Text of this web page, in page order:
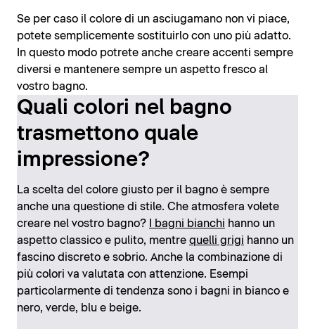
Se per caso il colore di un asciugamano non vi piace,
potete semplicemente sostituirlo con uno più adatto.
In questo modo potrete anche creare accenti sempre
diversi e mantenere sempre un aspetto fresco al
vostro bagno.
Quali colori nel bagno
trasmettono quale
impressione?
La scelta del colore giusto per il bagno è sempre
anche una questione di stile. Che atmosfera volete
creare nel vostro bagno?
I bagni bianchi hanno un
aspetto classico e pulito, mentre quelli grigi hanno un
fascino discreto e sobrio. Anche la combinazione di
più colori va valutata con attenzione. Esempi
particolarmente di tendenza sono i bagni in bianco e
nero, verde, blu e beige.